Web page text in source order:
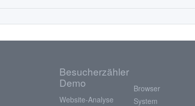
Besucherzähler
Demo
Website-Analyse
Browser
System